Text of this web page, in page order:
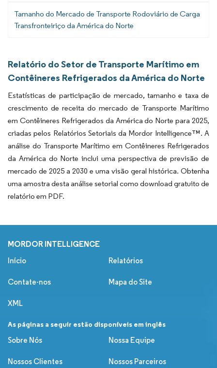
Tamanho do Mercado de Transporte Rodoviário de Carga
Transfronteiriço da América do Norte
Relatório do Setor de Transporte Marítimo em
Contêineres Refrigerados da América do Norte
Estatísticas de participação de mercado, tamanho e taxa de
crescimento de receita do mercado de Transporte Marítimo
em Contêineres Refrigerados da América do Norte para 2025,
criadas pelos Relatórios Setoriais da Mordor Intelligence™. A
análise do Transporte Marítimo em Contêineres Refrigerados
da América do Norte inclui uma perspectiva de previsão de
mercado de 2025 a 2030 e uma visão geral histórica. Obtenha
uma amostra desta análise setorial como download gratuito de
relatório em PDF.
MORDOR INTELLIGENCE
Início Relatórios
Contate-nos Mapa do Site
XML
As páginas a seguir estão disponíveis em inglês
Sobre Nós
Nossa Equipe
Nossos Clientes Nossos Parceiros